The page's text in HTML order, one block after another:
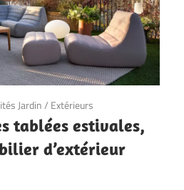
Jardin/ Extérieurs
tablées estivales,
d’extérieur